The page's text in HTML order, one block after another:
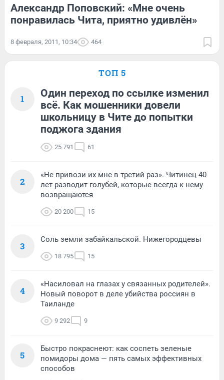
Александр Поповский: «Мне очень
понравилась Чита, приятно удивлён»
8 февраля, 2011, 10:34 464
ТОП 5
1
Один переход по ссылке изменил
всё. Как мошенники довели
школьницу в Чите до попытки
поджога здания
25 791 61
2
«Не привози их мне в третий раз». Читинец 40
лет разводит голубей, которые всегда к нему
возвращаются
20 200 15
3
Соль земли забайкальской. Нижегородцевы
18 795 15
4
«Насиловал на глазах у связанных родителей».
Новый поворот в деле убийства россиян в
Таиланде
9 292 9
5
Быстро покраснеют: как соспеть зеленые
помидоры дома — пять самых эффективных
способов